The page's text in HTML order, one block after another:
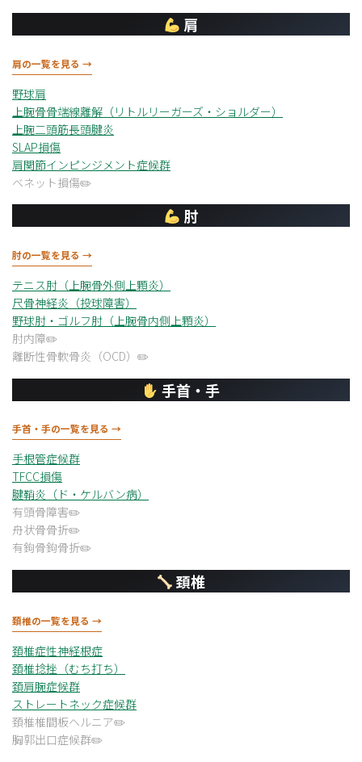
肩
肩の一覧を見る →
野球肩
上腕骨骨端線離解（リトルリーガーズ・ショルダー）
上腕二頭筋長頭腱炎
SLAP損傷
肩関節インピンジメント症候群
ベネット損傷
肘
肘の一覧を見る →
テニス肘（上腕骨外側上顆炎）
尺骨神経炎（投球障害）
野球肘・ゴルフ肘（上腕骨内側上顆炎）
肘内障
離断性骨軟骨炎（OCD）
手首・手
手首・手の一覧を見る →
手根管症候群
TFCC損傷
腱鞘炎（ド・ケルバン病）
有頭骨障害
舟状骨骨折
有鉤骨鉤骨折
頚椎
頚椎の一覧を見る →
頚椎症性神経根症
頚椎捻挫（むち打ち）
頚肩腕症候群
ストレートネック症候群
頚椎椎間板ヘルニア
胸郭出口症候群